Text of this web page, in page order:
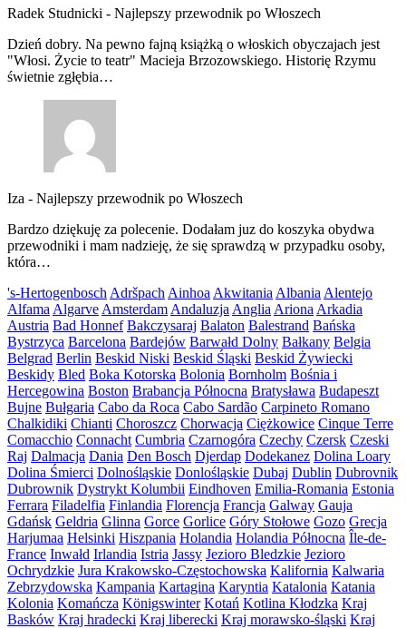
Radek Studnicki - Najlepszy przewodnik po Włoszech
Dzień dobry. Na pewno fajną książką o włoskich obyczajach jest
"Włosi. Życie to teatr" Macieja Brzozowskiego. Historię Rzymu
świetnie zgłębia…
Iza - Najlepszy przewodnik po Włoszech
Bardzo dziękuję za polecenie. Dodałam juz do koszyka obydwa
przewodniki i mam nadzieję, że się sprawdzą w przypadku osoby,
która…
's-Hertogenbosch Adršpach Ainhoa Akwitania Albania Alentejo
Alfama Algarve Amsterdam Andaluzja Anglia Ariona Arkadia
Austria Bad Honnef Bakczysaraj Balaton Balestrand Bańska
Bystrzyca Barcelona Bardejów Barwałd Dolny Bałkany Belgia
Belgrad Berlin Beskid Niski Beskid Śląski Beskid Żywiecki
Beskidy Bled Boka Kotorska Bolonia Bornholm Bośnia i
Hercegowina Boston Brabancja Północna Bratysława Budapeszt
Bujne Bułgaria Cabo da Roca Cabo Sardão Carpineto Romano
Chalkidiki Chianti Choroszcz Chorwacja Ciężkowice Cinque Terre
Comacchio Connacht Cumbria Czarnogóra Czechy Czersk Czeski
Raj Dalmacja Dania Den Bosch Djerdap Dodekanez Dolina Loary
Dolina Śmierci Dolnośląskie Donlośląskie Dubaj Dublin Dubrovnik
Dubrownik Dystrykt Kolumbii Eindhoven Emilia-Romania Estonia
Ferrara Filadelfia Finlandia Florencja Francja Galway Gauja
Gdańsk Geldria Glinna Gorce Gorlice Góry Stołowe Gozo Grecja
Harjumaa Helsinki Hiszpania Holandia Holandia Północna Île-de-
France Inwałd Irlandia Istria Jassy Jezioro Bledzkie Jezioro
Ochrydzkie Jura Krakowsko-Częstochowska Kalifornia Kalwaria
Zebrzydowska Kampania Kartagina Karyntia Katalonia Katania
Kolonia Komańcza Königswinter Kotań Kotlina Kłodzka Kraj
Basków Kraj hradecki Kraj liberecki Kraj morawsko-śląski Kraj